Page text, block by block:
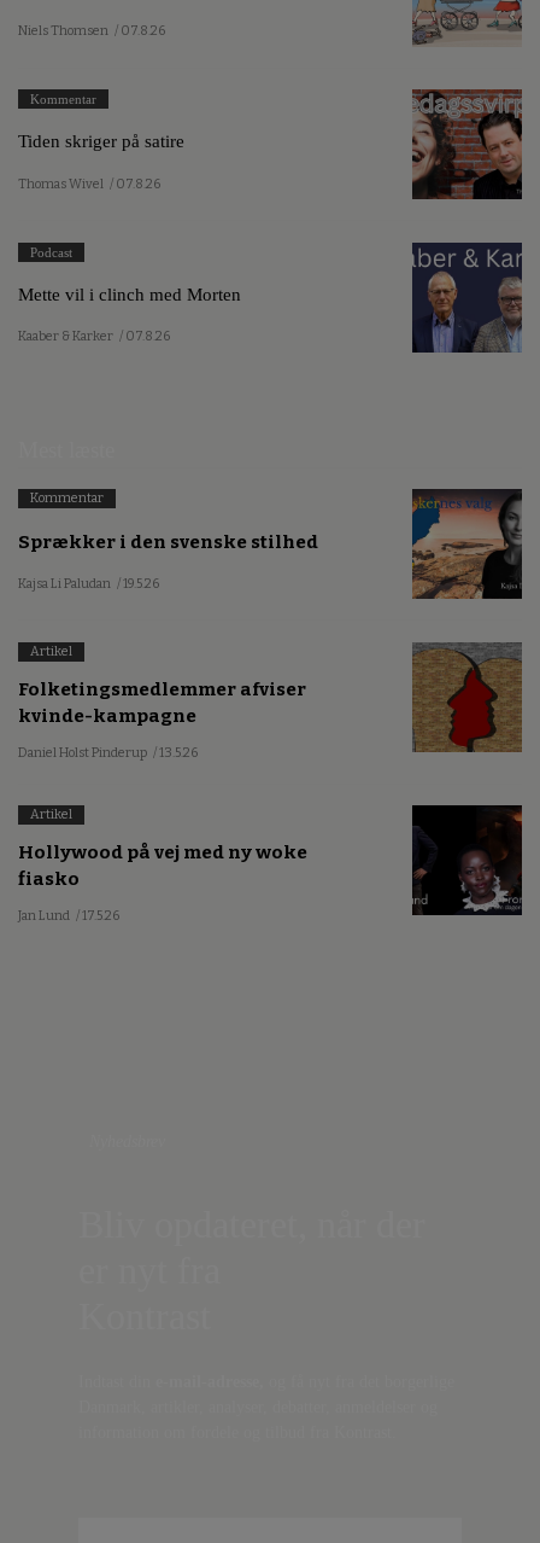
Niels Thomsen / 07.8.26
Kommentar
Tiden skriger på satire
Thomas Wivel / 07.8.26
Podcast
Mette vil i clinch med Morten
Kaaber & Karker / 07.8.26
Kommentar
Sprækker i den svenske stilhed
Kajsa Li Paludan / 19.5.26
Artikel
Folketingsmedlemmer afviser
kvinde-kampagne
Daniel Holst Pinderup / 13.5.26
Artikel
Hollywood på vej med ny woke
fiasko
Jan Lund / 17.5.26